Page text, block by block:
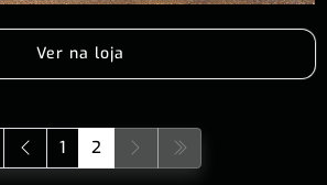
Ver na loja
1 2